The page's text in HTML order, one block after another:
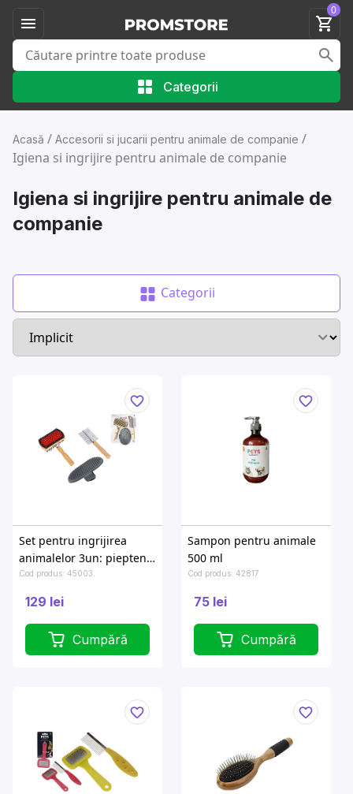
Categorii
0
Acasă / Accesorii si jucarii pentru animale de companie /
Igiena si ingrijire pentru animale de companie
Igiena si ingrijire pentru animale de
companie
Categorii
Set pentru ingrijirea
animalelor 3un: pieptene,
perie, manusa
Cod produs: 45003
129 lei
Cumpără
Sampon pentru animale
500 ml
Cod produs: 42817
75 lei
Cumpără